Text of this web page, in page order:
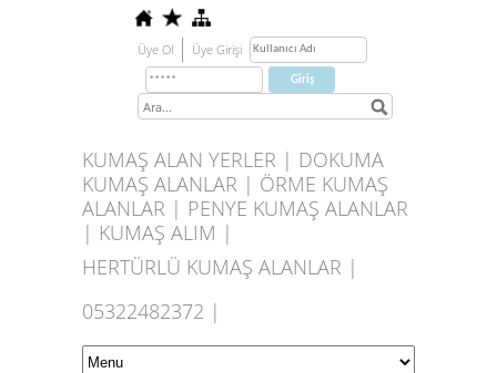
Üye Ol Üye Girişi
KUMAŞ ALAN YERLER | DOKUMA
KUMAŞ ALANLAR | ÖRME KUMAŞ
ALANLAR | PENYE KUMAŞ ALANLAR
| KUMAŞ ALIM |
HERTÜRLÜ KUMAŞ ALANLAR |
05322482372 |